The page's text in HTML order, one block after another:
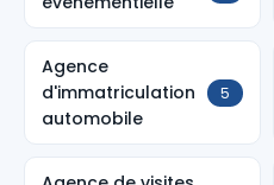
Agence
d'immatriculation
automobile
5